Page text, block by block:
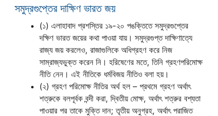
সমুদ্রগুপ্তের দাক্ষিণ ভারত জয়
(১) এলাহাবাদ প্রশস্তির ১৯-২০ পঙক্তিতে সমুদ্রগুপ্তের
দক্ষিণ ভারত জয়ের কথা পাওয়া যায়। সমুদ্রগুপ্ত দাক্ষিণাত্যে
রাজ্য জয় করলেও, রাজাগুলিকে অধিগ্রহণ করে নিজ
সাম্রাজ্যভুক্ত করেন নি। হরিষেণের মতে, তিনি গ্রহণপরিমোক্ষ
নীতি নেন। এই নীতিকে ধর্মবিজয় নীতিও বলা হয়।
(২) গ্রহণ পরিমোক্ষ নীতির অর্থ হল – প্রথমে গ্রহণ অর্থাৎ
শত্রুকে বলপূর্বক বন্দী করা, দ্বিতীয় মোক্ষ, অর্থাৎ শত্রুর বশ্যতা
পাওয়ার পর তাকে মুক্তি দান; তৃতীয় অনুগ্রহ, অর্থাৎ পরাজিত